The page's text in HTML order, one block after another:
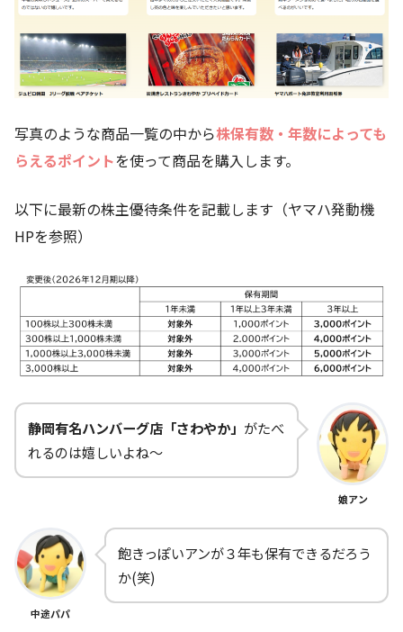
写真のような商品一覧の中から株保有数・年数によっても
らえるポイントを使って商品を購入します。
以下に最新の株主優待条件を記載します（ヤマハ発動機
HPを参照）
静岡有名ハンバーグ店「さわやか」 がたべ
れるのは嬉しいよね～
娘アン
中途パパ
飽きっぽいアンが３年も保有できるだろう
か(笑)